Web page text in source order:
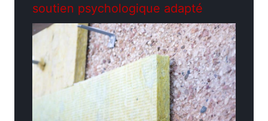
soutien psychologique adapté